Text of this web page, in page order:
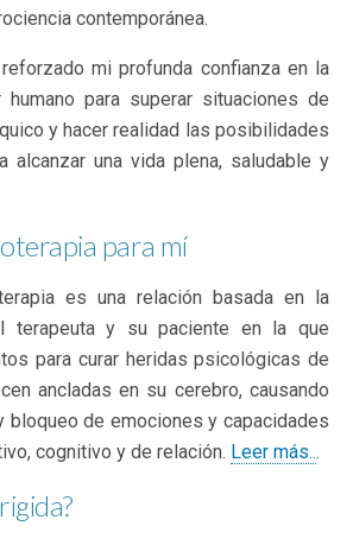
contemporánea.
mi profunda confianza en la
para superar situaciones de
y hacer realidad las posibilidades
alcanzar una vida plena, saludable y
para mí
es una relación basada en la
terapeuta y su paciente en la que
para curar heridas psicológicas de
ancladas en su cerebro, causando
de emociones y capacidades
cognitivo y de relación. Leer más...